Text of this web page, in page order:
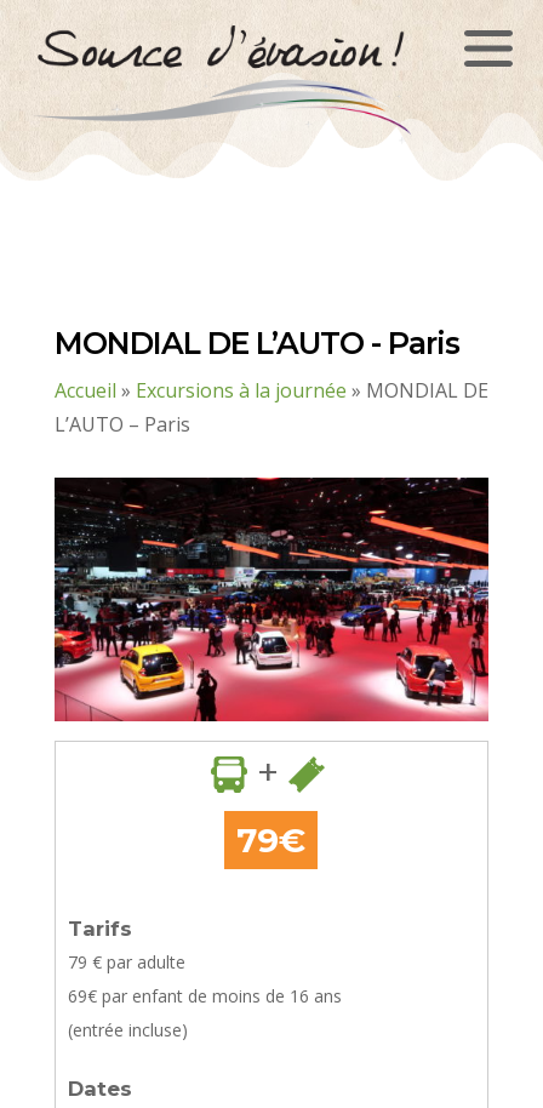
MONDIAL DE L’AUTO - Paris
Accueil » Excursions à la journée » MONDIAL DE
L’AUTO – Paris
+
79€
Tarifs
79 € par adulte
69€ par enfant de moins de 16 ans
(entrée incluse)
Dates
Panneau de gestion des cookies